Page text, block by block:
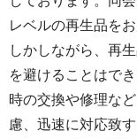
レベルの再生品を
しかしながら、再
を避けることはで
時の交換や修理な
慮、迅速に対応致